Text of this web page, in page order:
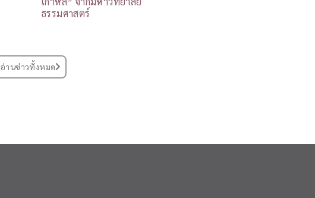
ธรรมศาสตร์
อ่านข่าวทั้งหมด